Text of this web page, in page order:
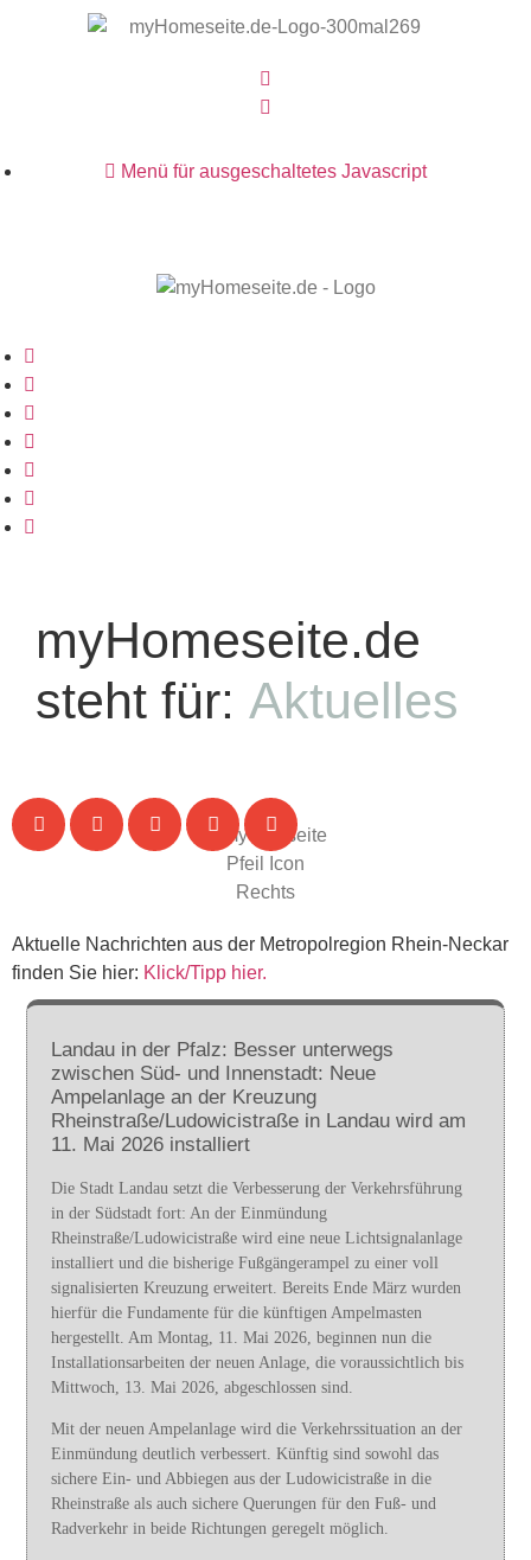
Menü für ausgeschaltetes Javascript
myHomeseite.de
steht für: Aktuelles
Aktuelle Nachrichten aus der Metropolregion Rhein-Neckar
finden Sie hier: Klick/Tipp hier.
Landau in der Pfalz: Besser unterwegs
zwischen Süd- und Innenstadt: Neue
Ampelanlage an der Kreuzung
Rheinstraße/Ludowicistraße in Landau wird am
11. Mai 2026 installiert
Die Stadt Landau setzt die Verbesserung der Verkehrsführung
in der Südstadt fort: An der Einmündung
Rheinstraße/Ludowicistraße wird eine neue Lichtsignalanlage
installiert und die bisherige Fußgängerampel zu einer voll
signalisierten Kreuzung erweitert. Bereits Ende März wurden
hierfür die Fundamente für die künftigen Ampelmasten
hergestellt. Am Montag, 11. Mai 2026, beginnen nun die
Installationsarbeiten der neuen Anlage, die voraussichtlich bis
Mittwoch, 13. Mai 2026, abgeschlossen sind.
Mit der neuen Ampelanlage wird die Verkehrssituation an der
Einmündung deutlich verbessert. Künftig sind sowohl das
sichere Ein- und Abbiegen aus der Ludowicistraße in die
Rheinstraße als auch sichere Querungen für den Fuß- und
Radverkehr in beide Richtungen geregelt möglich.